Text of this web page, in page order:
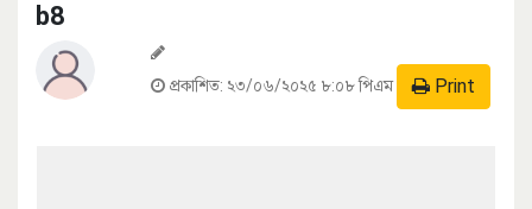
b8
প্রকাশিত: ২৩/০৬/২০২৫ ৮:০৮ পিএম Print